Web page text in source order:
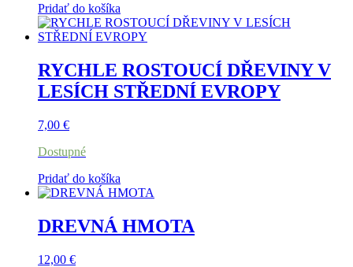
Pridať do košíka
RYCHLE ROSTOUCÍ DŘEVINY V
LESÍCH STŘEDNÍ EVROPY
7,00 €
Dostupné
Pridať do košíka
DREVNÁ HMOTA
12,00 €